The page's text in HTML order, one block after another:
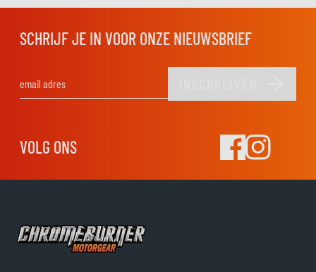
SCHRIJF JE IN VOOR ONZE NIEUWSBRIEF
VOLG ONS